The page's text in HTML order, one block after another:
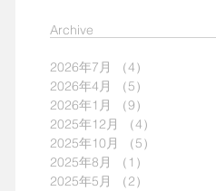
​Archive
2026年7月 （4）
2026年4月
（5）
2026年1月
（9）
2025年12月
（4）
2025年10月
（5）
2025年8月
（1）
2025年5月
（2）